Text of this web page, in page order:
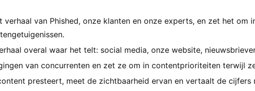
van Phished, onze klanten en onze experts, en zet het om
overal waar het telt: social media, onze website,
van concurrenten en zet ze om in contentprioriteiten terwijl
presteert, meet de zichtbaarheid ervan en vertaalt de cijfers